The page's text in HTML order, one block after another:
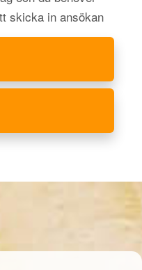
skicka in ansökan